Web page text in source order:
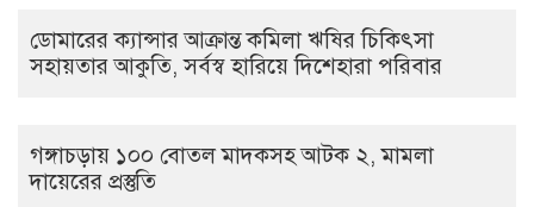
ডোমারের ক্যান্সার আক্রান্ত কমিলা ঋষির চিকিৎসা
সহায়তার আকুতি, সর্বস্ব হারিয়ে দিশেহারা পরিবার
গঙ্গাচড়ায় ১০০ বোতল মাদকসহ আটক ২, মামলা
দায়েরের প্রস্তুতি